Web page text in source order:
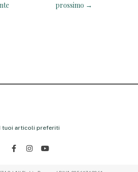
prossimo →
tuoi articoli preferiti